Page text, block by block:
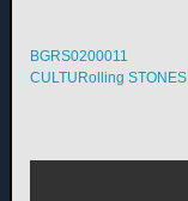
BGRS0200011
CULTURolling STONES